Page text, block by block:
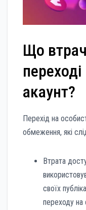
Що
акаунт?
Перехід на
обмеження, які
Втрата
своїх
переходу на